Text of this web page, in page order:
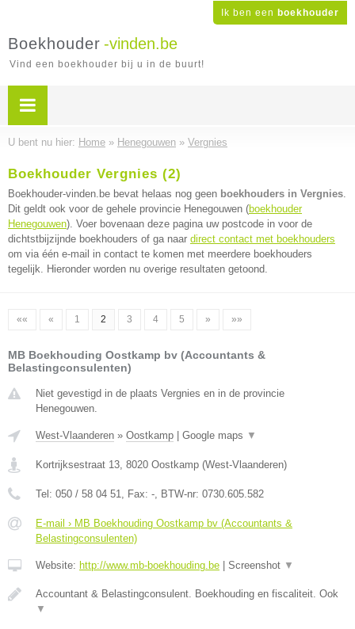
Ik ben een boekhouder
Boekhouder -vinden.be
Vind een boekhouder bij u in de buurt!
U bent nu hier: Home » Henegouwen » Vergnies
Boekhouder Vergnies (2)
Boekhouder-vinden.be bevat helaas nog geen boekhouders in Vergnies.
Dit geldt ook voor de gehele provincie Henegouwen (boekhouder
Henegouwen). Voer bovenaan deze pagina uw postcode in voor de
dichtstbijzijnde boekhouders of ga naar direct contact met boekhouders
om via één e-mail in contact te komen met meerdere boekhouders
tegelijk. Hieronder worden nu overige resultaten getoond.
«« « 1 2 3 4 5 » »»
MB Boekhouding Oostkamp bv (Accountants &
Belastingconsulenten)
Niet gevestigd in de plaats Vergnies en in de provincie
Henegouwen.
West-Vlaanderen » Oostkamp Google maps ▼
Kortrijksestraat 13, 8020 Oostkamp (West-Vlaanderen)
Tel: 050 / 58 04 51, Fax: -, BTW-nr: 0730.605.582
E-mail › MB Boekhouding Oostkamp bv (Accountants &
Belastingconsulenten)
Website: http://www.mb-boekhouding.be Screenshot ▼
Accountant & Belastingconsulent. Boekhouding en fiscaliteit. Ook
▼